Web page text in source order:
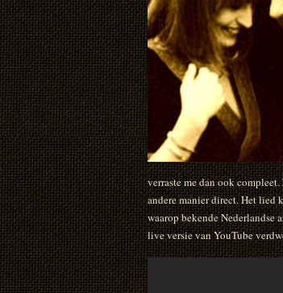
verraste me dan ook
andere manier direct. Het lied
waarop bekende Nederlandse
live versie van YouTube